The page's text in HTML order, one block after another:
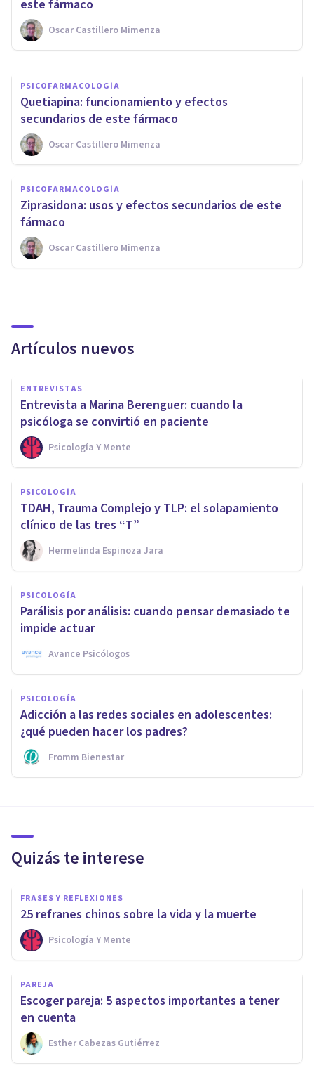
este fármaco
Oscar Castillero Mimenza
Oscar Castillero Mimenza
PSICOFARMACOLOGÍA
Quetiapina: funcionamiento y efectos
secundarios de este fármaco
Oscar Castillero Mimenza
PSICOFARMACOLOGÍA
Ziprasidona: usos y efectos secundarios de este
fármaco
Oscar Castillero Mimenza
Artículos nuevos
ENTREVISTAS
Entrevista a Marina Berenguer: cuando la
psicóloga se convirtió en paciente
Psicología Y Mente
PSICOLOGÍA
TDAH, Trauma Complejo y TLP: el solapamiento
clínico de las tres “T”
Hermelinda Espinoza Jara
PSICOLOGÍA
Parálisis por análisis: cuando pensar demasiado te
impide actuar
Avance Psicólogos
PSICOLOGÍA
Adicción a las redes sociales en adolescentes:
¿qué pueden hacer los padres?
Fromm Bienestar
Quizás te interese
FRASES Y REFLEXIONES
25 refranes chinos sobre la vida y la muerte
Psicología Y Mente
PAREJA
​Escoger pareja: 5 aspectos importantes a tener
en cuenta
Esther Cabezas Gutiérrez